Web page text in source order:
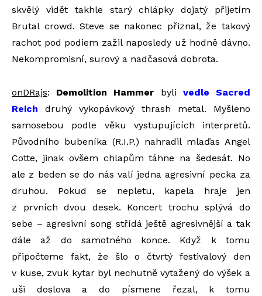
skvělý vidět takhle starý chlápky dojatý přijetím
Brutal crowd. Steve se nakonec přiznal, že takový
rachot pod podiem zažil naposledy už hodně dávno.
Nekompromisní, surový a nadčasová dobrota.
onDRajs: Demolition Hammer byli vedle Sacred
Reich druhý vykopávkový thrash metal. Myšleno
samosebou podle věku vystupujících interpretů.
Původního bubeníka (R.I.P.) nahradil mlaďas Angel
Cotte, jinak ovšem chlapům táhne na šedesát. No
ale z beden se do nás valí jedna agresivní pecka za
druhou. Pokud se nepletu, kapela hraje jen
z prvních dvou desek. Koncert trochu splývá do
sebe – agresivní song střídá ještě agresivnější a tak
dále až do samotného konce. Když k tomu
připočteme fakt, že šlo o čtvrtý festivalový den
v kuse, zvuk kytar byl nechutně vytažený do výšek a
uši doslova a do písmene řezal, k tomu